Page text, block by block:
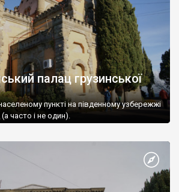
палац грузинської
пункті на південному узбережжі
часто і не один).